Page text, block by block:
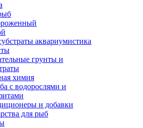
аквариумистика
грунты и
химия
с водорослями и
и добавки
для рыб